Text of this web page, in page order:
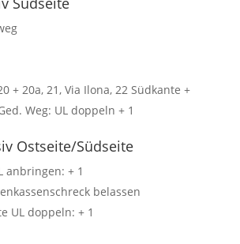
+ 20a, 21, Via Ilona, 22 Südkante +
Weg: UL doppeln + 1
Ostseite/Südseite
+ 1
belassen
UL doppeln: + 1